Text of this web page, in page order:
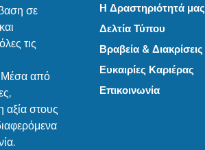
σε
τις
Μέσα από
αξία στους
Η Δραστηριότητά μας
Δελτία Τύπου
Βραβεία & Διακρίσεις
Ευκαιρίες Καριέρας
Επικοινωνία